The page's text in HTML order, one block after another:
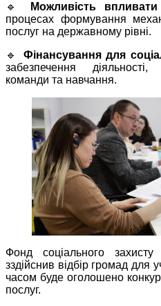
🔹
Можливість
процесах формування
послуг на державному рівні.
🔹 Фінансування для
забезпечення діяльності,
команди та навчання.
Фонд соціального
зздійснив відбір громад для
часом буде оголошено
послуг.